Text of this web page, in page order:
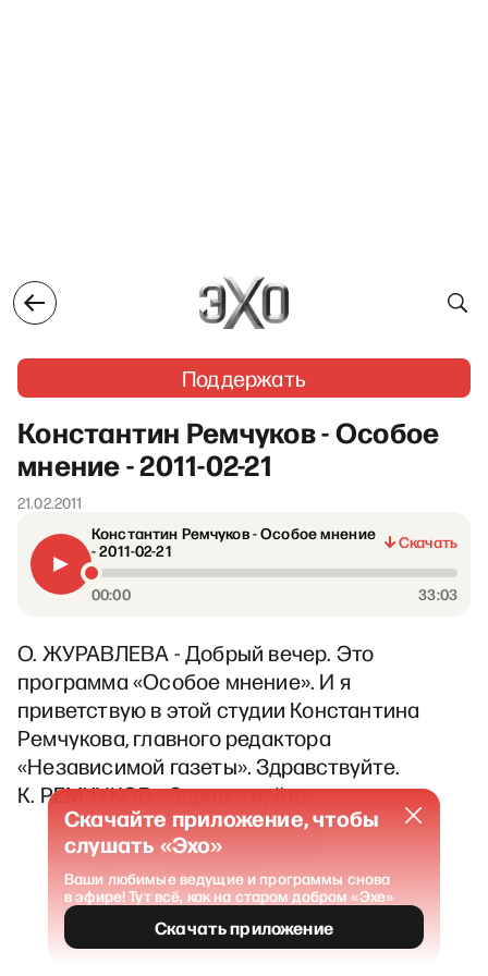
Поддержать
Константин Ремчуков - Особое
мнение - 2011-02-21
21.02.2011
Константин Ремчуков - Особое мнение
- 2011-02-21
Скачать
00:00 33:03
О. ЖУРАВЛЕВА - Добрый вечер. Это
программа «Особое мнение». И я
приветствую в этой студии Константина
Ремчукова, главного редактора
«Независимой газеты». Здравствуйте.
К. РЕМЧУКОВ - Здравствуйте.
Скачайте приложение, чтобы
слушать «Эхо»
Ваши любимые ведущие и программы снова
в эфире! Тут всё, как на старом добром «Эхе»
Скачать приложение